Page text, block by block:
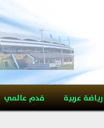
رياضة عربية قدم عالمي